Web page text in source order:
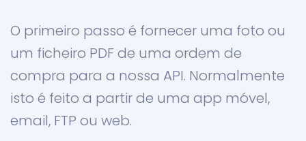
O primeiro passo é fornecer uma foto ou
um ficheiro PDF de uma ordem de
compra para a nossa API. Normalmente
isto é feito a partir de uma app móvel,
email, FTP ou web.